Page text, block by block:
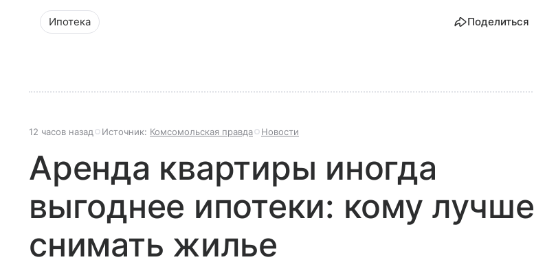
Ипотека Поделиться
12 часов назад Источник: Комсомольская правда Новости
Аренда квартиры иногда
выгоднее ипотеки: кому лучше
снимать жилье